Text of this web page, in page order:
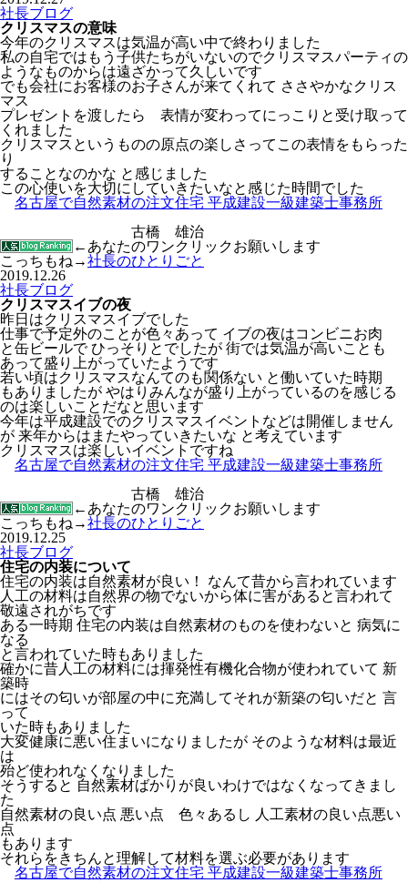
社長ブログ
クリスマスの意味
今年のクリスマスは気温が高い中で終わりました
私の自宅ではもう子供たちがいないのでクリスマスパーティの
ようなものからは遠ざかって久しいです
でも会社にお客様のお子さんが来てくれて ささやかなクリス
マス
プレゼントを渡したら 表情が変わってにっこりと受け取って
くれました
クリスマスというものの原点の楽しさってこの表情をもらった
り
することなのかな と感じました
この心使いを大切にしていきたいなと感じた時間でした
名古屋で自然素材の注文住宅 平成建設一級建築士事務所
古橋 雄治
←あなたのワンクリックお願いします
こっちもね→社長のひとりごと
2019.12.26
社長ブログ
クリスマスイブの夜
昨日はクリスマスイブでした
仕事で予定外のことが色々あって イブの夜はコンビニお肉
と缶ビールで ひっそりとでしたが 街では気温が高いことも
あって盛り上がっていたようです
若い頃はクリスマスなんてのも関係ない と働いていた時期
もありましたが やはりみんなが盛り上がっているのを感じる
のは楽しいことだなと思います
今年は平成建設でのクリスマスイベントなどは開催しません
が 来年からはまたやっていきたいな と考えています
クリスマスは楽しいイベントですね
名古屋で自然素材の注文住宅 平成建設一級建築士事務所
古橋 雄治
←あなたのワンクリックお願いします
こっちもね→社長のひとりごと
2019.12.25
社長ブログ
住宅の内装について
住宅の内装は自然素材が良い！ なんて昔から言われています
人工の材料は自然界の物でないから体に害があると言われて
敬遠されがちです
ある一時期 住宅の内装は自然素材のものを使わないと 病気に
なる
と言われていた時もありました
確かに昔人工の材料には揮発性有機化合物が使われていて 新
築時
にはその匂いが部屋の中に充満してそれが新築の匂いだと 言
って
いた時もありました
大変健康に悪い住まいになりましたが そのような材料は最近
は
殆ど使われなくなりました
そうすると 自然素材ばかりが良いわけではなくなってきまし
た
自然素材の良い点 悪い点 色々あるし 人工素材の良い点悪い
点
もあります
それらをきちんと理解して材料を選ぶ必要があります
名古屋で自然素材の注文住宅 平成建設一級建築士事務所